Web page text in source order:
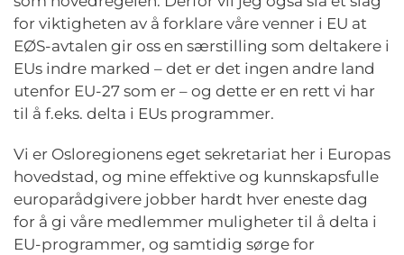
for viktigheten av å forklare våre venner i EU at
EØS-avtalen gir oss en særstilling som deltakere i
EUs indre marked – det er det ingen andre land
utenfor EU-27 som er – og dette er en rett vi har
til å f.eks. delta i EUs programmer.
Vi er Osloregionens eget sekretariat her i Europas
hovedstad, og mine effektive og kunnskapsfulle
europarådgivere jobber hardt hver eneste dag
for å gi våre medlemmer muligheter til å delta i
EU-programmer, og samtidig sørge for